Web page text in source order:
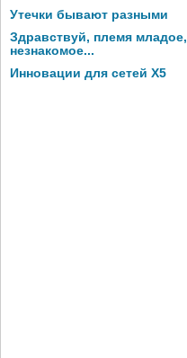
Утечки бывают разными
Здравствуй, племя младое,
незнакомое...
Инновации для сетей X5